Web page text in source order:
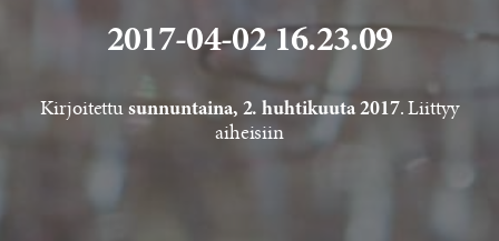
2017-04-02 16.23.09
Kirjoitettusunnuntaina, 2. huhtikuuta 2017. Liittyy
aiheisiin